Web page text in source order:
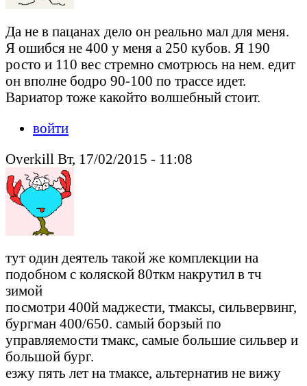
Да не в пацанах дело он реально мал для меня.
Я ошибся не 400 у меня а 250 кубов. Я 190
росто и 110 вес стремно смотрюсь на нем. едит
он вполне бодро 90-100 по трассе идет.
Вариатор тоже какойто волшебный стоит.
войти
Overkill Вт, 17/02/2015 - 11:08
тут один деятель такой же комплекции на
подобном с коляской 80ткм накрутил в тч
зимой
посмотри 400й маджести, тмаксы, сильвервинг,
бургман 400/650. самый борзый по
управляемости тмакс, самые большие сильвер и
большой бург.
езжу пять лет на тмаксе, альтернатив не вижу